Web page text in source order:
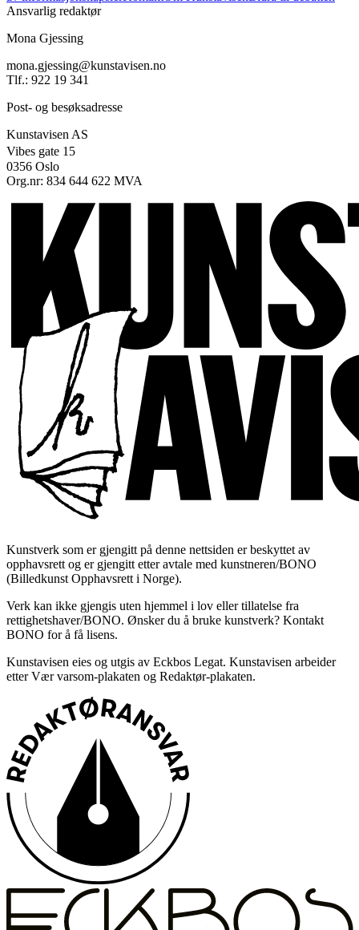
Ansvarlig redaktør
Mona Gjessing
mona.gjessing@kunstavisen.no
Tlf.: 922 19 341
Post- og besøksadresse
Kunstavisen AS
Vibes gate 15
0356 Oslo
Org.nr: 834 644 622 MVA
Kunstverk som er gjengitt på denne nettsiden er beskyttet av
opphavsrett og er gjengitt etter avtale med kunstneren/BONO
(Billedkunst Opphavsrett i Norge).
Verk kan ikke gjengis uten hjemmel i lov eller tillatelse fra
rettighetshaver/BONO. Ønsker du å bruke kunstverk? Kontakt
BONO for å få lisens.
Kunstavisen eies og utgis av Eckbos Legat. Kunstavisen arbeider
etter Vær varsom-plakaten og Redaktør-plakaten.